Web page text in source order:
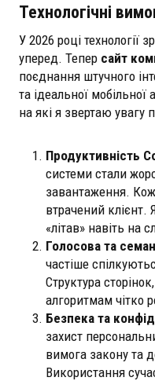
Технологічні
У 2026 році технології
уперед. Тепер сайт
поєднання штучного
та ідеальної
на які я звертаю увагу
Продуктивність
системи стали
завантаження.
втрачений клієнт.
«літав» навіть на
Голосова та
частіше
Структура
алгоритмам чітко
Безпека та
захист
вимога закону та
Використання